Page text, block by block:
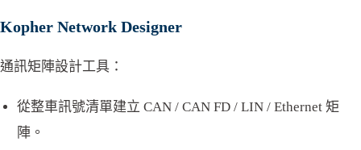
Kopher Network Designer
通訊矩陣設計工具：
從整車訊號清單建立 CAN / CAN FD / LIN / Ethernet 矩
陣。